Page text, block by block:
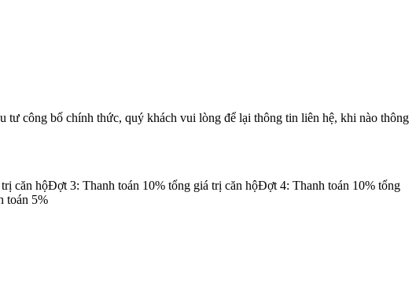
tư công bố chính thức, quý khách vui lòng để lại thông tin liên hệ, khi nào thông
căn hộĐợt 3: Thanh toán 10% tổng giá trị căn hộĐợt 4: Thanh toán 10% tổng
toán 5%